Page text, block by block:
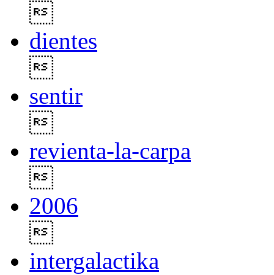
dientes
sentir
revienta-la-carpa
2006
intergalactika